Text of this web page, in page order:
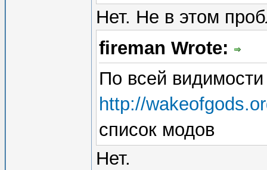
Нет. Не в этом
fireman Wrote:
По всей
http://
список модов
Нет.